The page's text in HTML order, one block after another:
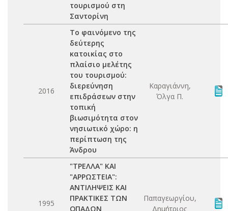
τουρισμού στη
Σαντορίνη
2016
Το φαινόμενο της
δεύτερης
κατοικίας στο
πλαίσιο μελέτης
του τουρισμού:
διερεύνηση
επιδράσεων στην
τοπική
βιωσιμότητα στον
νησιωτικό χώρο: η
περίπτωση της
Άνδρου
Καραγιάννη,
Όλγα Π.
1995
"ΤΡΕΛΛΑ" ΚΑΙ
"ΑΡΡΩΣΤΕΙΑ":
ΑΝΤΙΛΗΨΕΙΣ ΚΑΙ
ΠΡΑΚΤΙΚΕΣ ΤΩΝ
ΟΠΑΔΩΝ
Παπαγεωργίου,
Δημήτριος